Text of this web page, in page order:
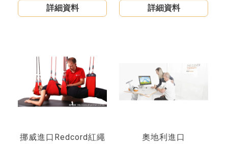
詳細資料
詳細資料
挪威進口Redcord紅繩
奧地利進口